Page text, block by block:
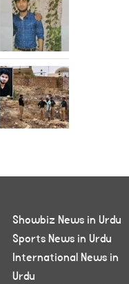
Showbiz News in Urdu
Sports News in Urdu
International News in
Urdu